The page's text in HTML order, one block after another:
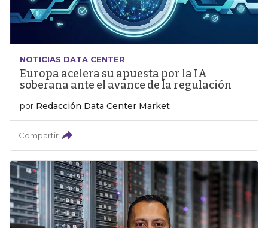
NOTICIAS DATA CENTER
Europa acelera su apuesta por la IA
soberana ante el avance de la regulación
por Redacción Data Center Market
Compartir